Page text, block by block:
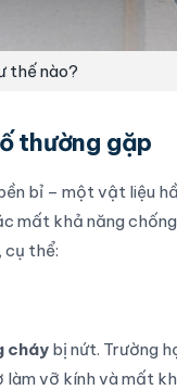
thế nào?
thường gặp
bỉ – một vật liệu
mất khả năng
cụ thể:
cháy bị nứt. Trường
vỡ kính và mất